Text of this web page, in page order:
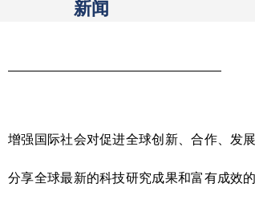
新闻
增强国际社会对促进全球创新、合作、发
分享全球最新的科技研究成果和富有成效